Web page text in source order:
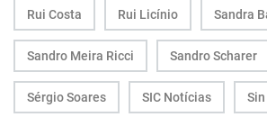
Rui Costa Rui Licínio Sandra
Sandro Meira Ricci Sandro Scharer
Sérgio Soares SIC Notícias